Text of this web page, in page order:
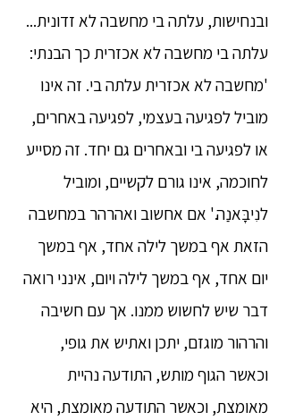
ובנחישות, עלתה בי מחשבה לא זדונית...
עלתה בי מחשבה לא אכזרית כך הבנתי:
'מחשבה לא אכזרית עלתה בי. זה אינו
מוביל לפגיעה בעצמי, לפגיעה באחרים,
או לפגיעה בי ובאחרים גם יחד. זה מסייע
לחוכמה, אינו גורם לקשיים, ומוביל
לנִיבָּאנַה.' אם אחשוב ואהרהר במחשבה
הזאת אף במשך לילה אחד, אף במשך
יום אחד, אף במשך לילה ויום, אינני רואה
דבר שיש לחשוש ממנו. אך עם חשיבה
והרהור מוגזם, יתכן ואתיש את גופי,
וכאשר הגוף מותש, התודעה נהיית
מאומצת, וכאשר התודעה מאומצת, היא